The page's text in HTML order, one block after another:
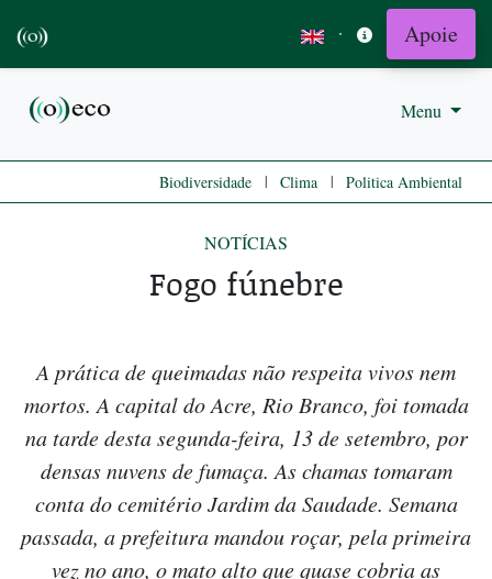
· Apoie
Menu
Biodiversidade | Clima | Politica Ambiental
NOTÍCIAS
Fogo fúnebre
A prática de queimadas não respeita vivos nem
mortos. A capital do Acre, Rio Branco, foi tomada
na tarde desta segunda-feira, 13 de setembro, por
densas nuvens de fumaça. As chamas tomaram
conta do cemitério Jardim da Saudade. Semana
passada, a prefeitura mandou roçar, pela primeira
vez no ano, o mato alto que quase cobria as